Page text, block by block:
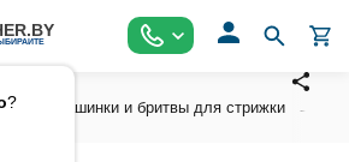
? Машинки и бритвы для стрижки